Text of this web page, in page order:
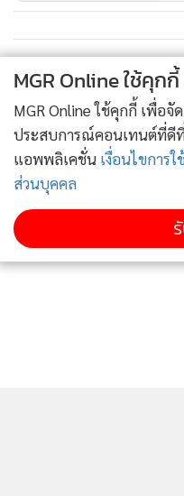
83
MGR Online ใช้คุก
MGR Online ใช้คุกกี้ เพื่อ
ประสบการณ์คอนเทนต์ที่ดี
แอพพลิเคชั่น เงื่อนไขการ
ส่วนบุคคล